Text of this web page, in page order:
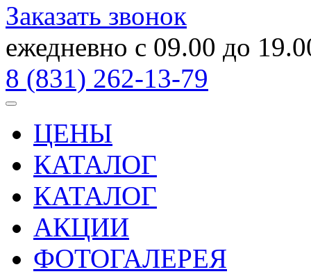
Заказать звонок
ежедневно с 09.00 до
8 (831) 262-13-79
ЦЕНЫ
КАТАЛОГ
КАТАЛОГ
АКЦИИ
ФОТОГАЛЕРЕЯ